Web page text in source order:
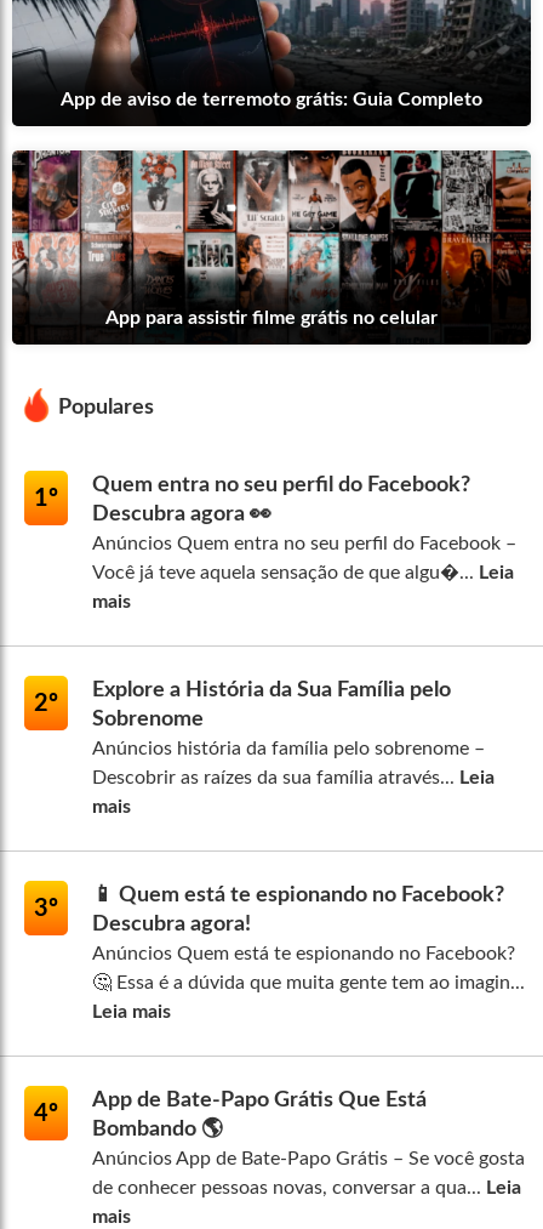
App de aviso de terremoto grátis: Guia Completo
App para assistir filme grátis no celular
Populares
1º
Quem entra no seu perfil do Facebook?
Descubra agora 👀
Anúncios Quem entra no seu perfil do Facebook –
Você já teve aquela sensação de que algu�... Leia
mais
2º
Explore a História da Sua Família pelo
Sobrenome
Anúncios história da família pelo sobrenome –
Descobrir as raízes da sua família através... Leia
mais
3º
📱 Quem está te espionando no Facebook?
Descubra agora!
Anúncios Quem está te espionando no Facebook?
🤔 Essa é a dúvida que muita gente tem ao imagin...
Leia mais
4º
App de Bate-Papo Grátis Que Está
Bombando 🌎
Anúncios App de Bate-Papo Grátis – Se você gosta
de conhecer pessoas novas, conversar a qua... Leia
mais